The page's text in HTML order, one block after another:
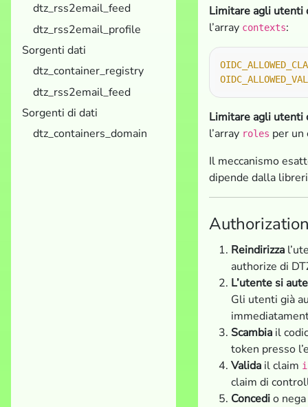
dtz_rss2email_feed
dtz_rss2email_profile
Sorgenti dati
dtz_container_registry
dtz_rss2email_feed
Sorgenti di dati
dtz_containers_domain
Limitare agli utenti
l’array contexts:
Limitare agli utenti
l’array roles per un
Il meccanismo
dipende dalla
Reindirizza
authorize di
L’utente si
Gli utenti già
Scambia il
token presso
Valida il claim
claim di
Concedio